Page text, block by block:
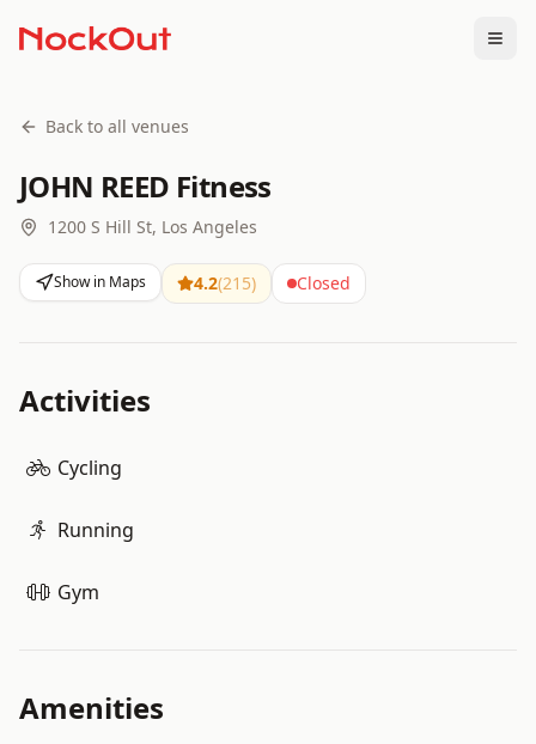
Back to all venues
JOHN REED Fitness
1200 S Hill St, Los Angeles
Show in Maps 4.2(215) Closed
Activities
Cycling
Running
Gym
Amenities